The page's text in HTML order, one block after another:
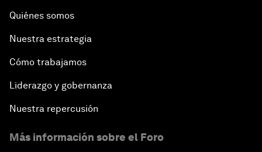
Quiénes somos
Nuestra estrategia
Cómo trabajamos
Liderazgo y gobernanza
Nuestra repercusión
Más información sobre el Foro